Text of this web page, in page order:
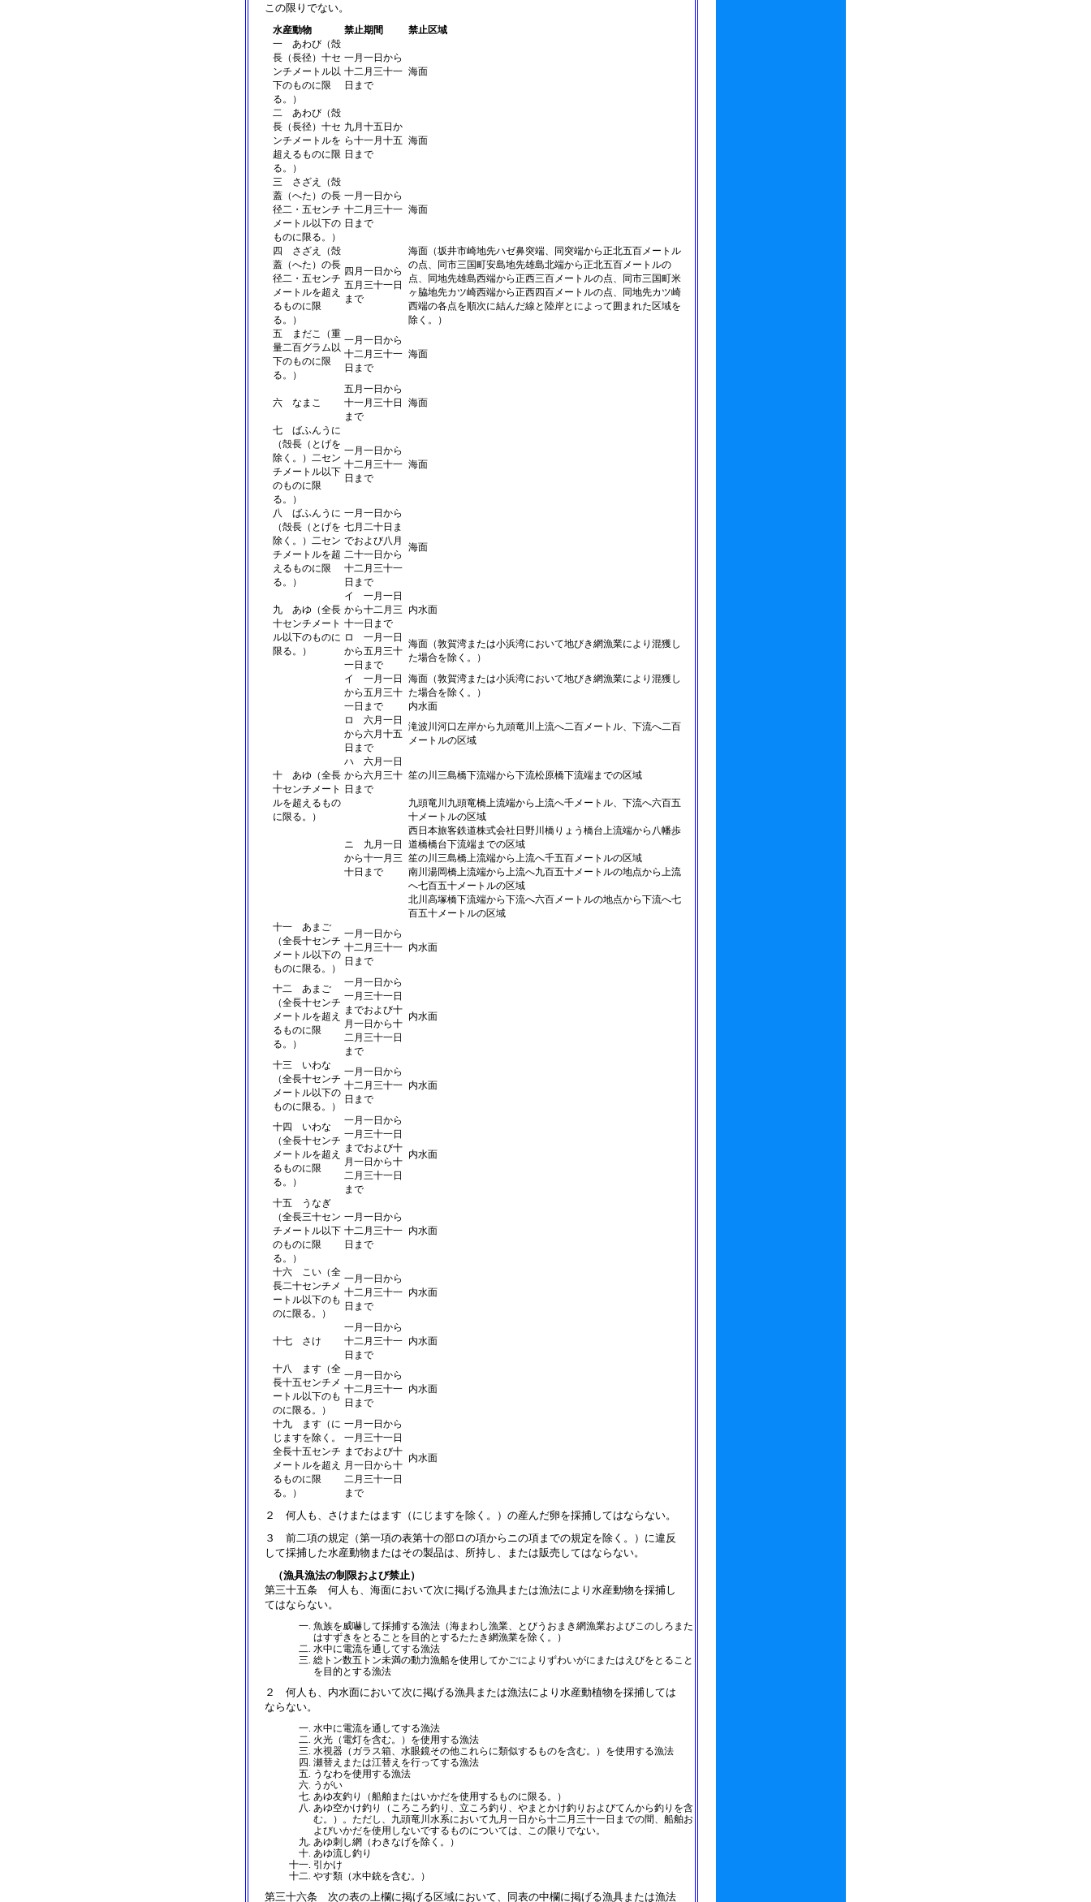
この限りでない。
水産動物 禁止期間
禁止区域
一 あわび（殻
長（長径）十セ
ンチメートル以
下のものに限
る。）
一月一日から
十二月三十一
日まで
海面
二 あわび（殻
長（長径）十セ
ンチメートルを
超えるものに限
る。）
九月十五日か
ら十一月十五
日まで
海面
三 さざえ（殻
蓋（へた）の長
径二・五センチ
メートル以下の
ものに限る。）
一月一日から
十二月三十一
日まで
海面
四 さざえ（殻
蓋（へた）の長
径二・五センチ
メートルを超え
るものに限
る。）
四月一日から
五月三十一日
まで
海面（坂井市崎地先ハゼ鼻突端、同突端から正北五百メートル
の点、同市三国町安島地先雄島北端から正北五百メートルの
点、同地先雄島西端から正西三百メートルの点、同市三国町米
ヶ脇地先カツ崎西端から正西四百メートルの点、同地先カツ崎
西端の各点を順次に結んだ線と陸岸とによって囲まれた区域を
除く。）
五 まだこ（重
量二百グラム以
下のものに限
る。）
一月一日から
十二月三十一
日まで
海面
六 なまこ
五月一日から
十一月三十日
まで
海面
七 ばふんうに
（殻長（とげを
除く。）二セン
チメートル以下
のものに限
る。）
一月一日から
十二月三十一
日まで
海面
八 ばふんうに
（殻長（とげを
除く。）二セン
チメートルを超
えるものに限
る。）
一月一日から
七月二十日ま
でおよび八月
二十一日から
十二月三十一
日まで
海面
九 あゆ（全長
十センチメート
ル以下のものに
限る。）
イ 一月一日
から十二月三
十一日まで
内水面
ロ 一月一日
から五月三十
一日まで
海面（敦賀湾または小浜湾において地びき網漁業により混獲し
た場合を除く。）
十 あゆ（全長
十センチメート
ルを超えるもの
に限る。）
イ 一月一日
から五月三十
一日まで
海面（敦賀湾または小浜湾において地びき網漁業により混獲し
た場合を除く。）
内水面
ロ 六月一日
から六月十五
日まで
滝波川河口左岸から九頭竜川上流へ二百メートル、下流へ二百
メートルの区域
ハ 六月一日
から六月三十
日まで
笙の川三島橋下流端から下流松原橋下流端までの区域
ニ 九月一日
から十一月三
十日まで
九頭竜川九頭竜橋上流端から上流へ千メートル、下流へ六百五
十メートルの区域
西日本旅客鉄道株式会社日野川橋りょう橋台上流端から八幡歩
道橋橋台下流端までの区域
笙の川三島橋上流端から上流へ千五百メートルの区域
南川湯岡橋上流端から上流へ九百五十メートルの地点から上流
へ七百五十メートルの区域
北川高塚橋下流端から下流へ六百メートルの地点から下流へ七
百五十メートルの区域
十一 あまご
（全長十センチ
メートル以下の
ものに限る。）
一月一日から
十二月三十一
日まで
内水面
十二 あまご
（全長十センチ
メートルを超え
るものに限
る。）
一月一日から
一月三十一日
までおよび十
月一日から十
二月三十一日
まで
内水面
十三 いわな
（全長十センチ
メートル以下の
ものに限る。）
一月一日から
十二月三十一
日まで
内水面
十四 いわな
（全長十センチ
メートルを超え
るものに限
る。）
一月一日から
一月三十一日
までおよび十
月一日から十
二月三十一日
まで
内水面
十五 うなぎ
（全長三十セン
チメートル以下
のものに限
る。）
一月一日から
十二月三十一
日まで
内水面
十六 こい（全
長二十センチメ
ートル以下のも
のに限る。）
一月一日から
十二月三十一
日まで
内水面
十七 さけ
一月一日から
十二月三十一
日まで
内水面
十八 ます（全
長十五センチメ
ートル以下のも
のに限る。）
一月一日から
十二月三十一
日まで
内水面
十九 ます（に
じますを除く。
全長十五センチ
メートルを超え
るものに限
る。）
一月一日から
一月三十一日
までおよび十
月一日から十
二月三十一日
まで
内水面
２ 何人も、さけまたはます（にじますを除く。）の産んだ卵を採捕してはならない。
３ 前二項の規定（第一項の表第十の部ロの項からニの項までの規定を除く。）に違反
して採捕した水産動物またはその製品は、所持し、または販売してはならない。
（漁具漁法の制限および禁止）
第三十五条 何人も、海面において次に掲げる漁具または漁法により水産動物を採捕し
てはならない。
魚族を威嚇して採捕する漁法（海まわし漁業、とびうおまき網漁業およびこのしろまた
はすずきをとることを目的とするたたき網漁業を除く。）
水中に電流を通してする漁法
総トン数五トン未満の動力漁船を使用してかごによりずわいがにまたはえびをとること
を目的とする漁法
２ 何人も、内水面において次に掲げる漁具または漁法により水産動植物を採捕しては
ならない。
水中に電流を通してする漁法
火光（電灯を含む。）を使用する漁法
水視器（ガラス箱、水眼鏡その他これらに類似するものを含む。）を使用する漁法
瀬替えまたは江替えを行ってする漁法
うなわを使用する漁法
うがい
あゆ友釣り（船舶またはいかだを使用するものに限る。）
あゆ空かけ釣り（ころころ釣り、立ころ釣り、やまとかけ釣りおよびてんから釣りを含
む。）。ただし、九頭竜川水系において九月一日から十二月三十一日までの間、船舶お
よびいかだを使用しないでするものについては、この限りでない。
あゆ刺し網（わきなげを除く。）
あゆ流し釣り
引かけ
やす類（水中銃を含む。）
第三十六条 次の表の上欄に掲げる区域において、同表の中欄に掲げる漁具または漁法